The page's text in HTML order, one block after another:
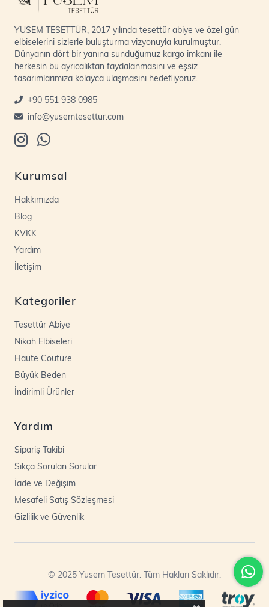
YUSEM TESETTÜR, 2017 yılında tesettür abiye ve özel gün
elbiselerini sizlerle buluşturma vizyonuyla kurulmuştur.
Dünyanın dört bir yanına sunduğumuz kargo imkanı ile
herkesin bu ayrıcalıktan faydalanmasını ve eşsiz
tasarımlarımıza kolayca ulaşmasını hedefliyoruz.
+90 551 938 0985
info@yusemtesettur.com
Kurumsal
Hakkımızda
Blog
KVKK
Yardım
İletişim
Kategoriler
Tesettür Abiye
Nikah Elbiseleri
Haute Couture
Büyük Beden
İndirimli Ürünler
Yardım
Sipariş Takibi
Sıkça Sorulan Sorular
İade ve Değişim
Mesafeli Satış Sözleşmesi
Gizlilik ve Güvenlik
© 2025 Yusem Tesettür. Tüm Hakları Saklıdır.